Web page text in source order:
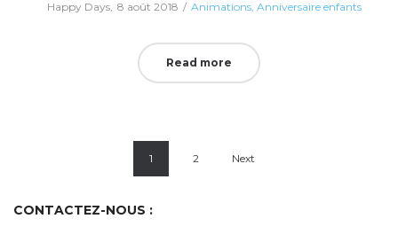
Happy Days Posted
8 août 2018
Posted
Animations Anniversaire enfants
Read more
1 2 Next
CONTACTEZ-NOUS :